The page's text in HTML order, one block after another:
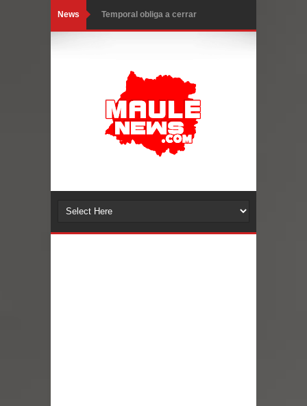
News Temporal obliga a cerrar
Chancho en Talca tras caída de
ramas cerca de carpas
Miles llegan a la Plaza de Armas de
Talca en el inicio de la Fiesta del
Torneo de Asadores reúne a 13